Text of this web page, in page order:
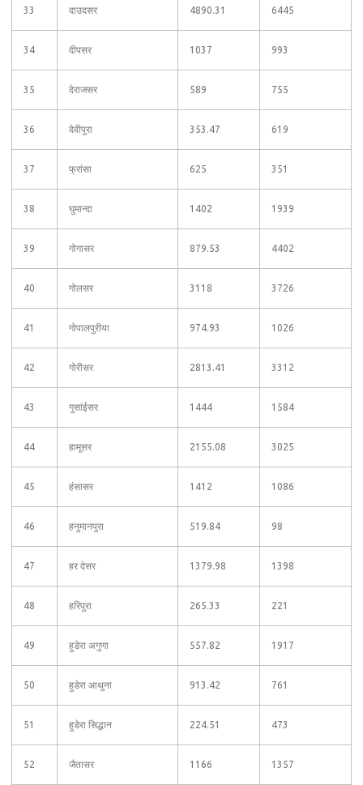
33 दाउदसर 4890.31 6445
34 दीपसर 1037 993
35 देराजसर 589 755
36 देवीपुरा 353.47 619
37 फ्रांसा 625 351
38 घुमान्दा 1402 1939
39 गोगासर 879.53 4402
40 गोलसर 3118 3726
41 गोपालपुरीया 974.93 1026
42 गोरीसर 2813.41 3312
43 गुसांईसर 1444 1584
44 हामूसर 2155.08 3025
45 हंसासर 1412 1086
46 हनुमानपुरा 519.84 98
47 हर देसर 1379.98 1398
48 हरिपुरा 265.33 221
49 हुडेरा अगुणा 557.82 1917
50 हुडेरा आथुना 913.42 761
51 हुडेरा सिद्धान 224.51 473
52 जैतासर 1166 1357